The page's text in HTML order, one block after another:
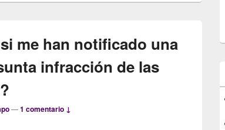
me han notificado una
infracción de las
—1 comentario ↓